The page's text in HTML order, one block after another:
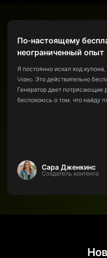
По-настоящему
неограниченный опыт
Я постоянно искал код
Video. Это действительно
Генератор дает потрясающие
беспокоюсь о том, что найду
Сара Дженкинс
Создатель контента